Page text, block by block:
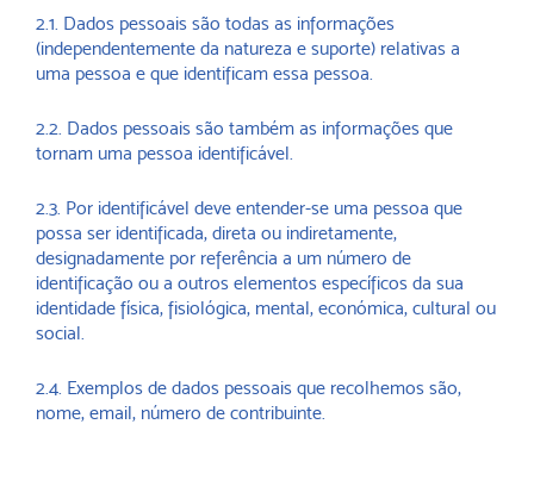
2.1. Dados pessoais são todas as informações
(independentemente da natureza e suporte) relativas a
uma pessoa e que identificam essa pessoa.
2.2. Dados pessoais são também as informações que
tornam uma pessoa identificável.
2.3. Por identificável deve entender-se uma pessoa que
possa ser identificada, direta ou indiretamente,
designadamente por referência a um número de
identificação ou a outros elementos específicos da sua
identidade física, fisiológica, mental, económica, cultural ou
social.
2.4. Exemplos de dados pessoais que recolhemos são,
nome, email, número de contribuinte.